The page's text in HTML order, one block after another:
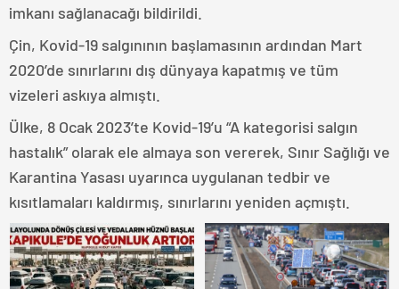
imkanı sağlanacağı bildirildi.
Çin, Kovid-19 salgınının başlamasının ardından Mart
2020’de sınırlarını dış dünyaya kapatmış ve tüm
vizeleri askıya almıştı.
Ülke, 8 Ocak 2023’te Kovid-19’u “A kategorisi salgın
hastalık” olarak ele almaya son vererek, Sınır Sağlığı ve
Karantina Yasası uyarınca uygulanan tedbir ve
kısıtlamaları kaldırmış, sınırlarını yeniden açmıştı.